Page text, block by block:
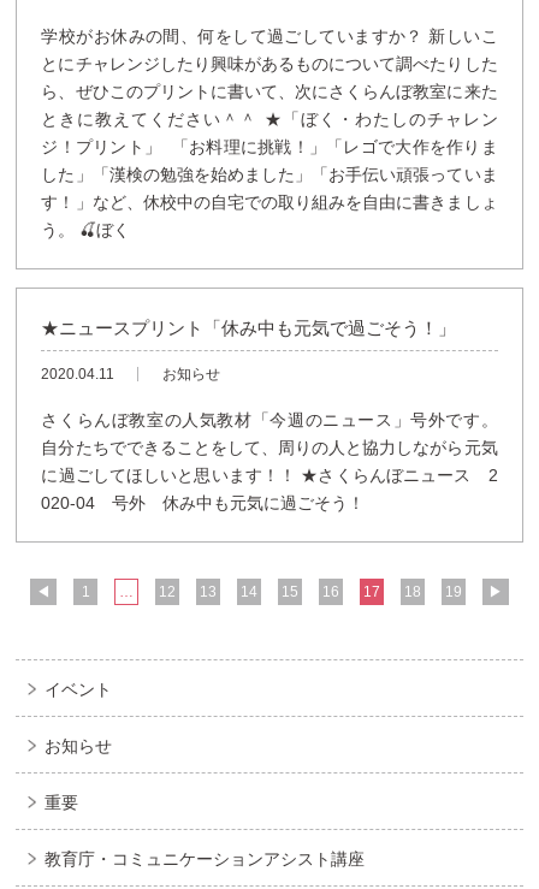
学校がお休みの間、何をして過ごしていますか？ 新しいこ
とにチャレンジしたり興味があるものについて調べたりした
ら、ぜひこのプリントに書いて、次にさくらんぼ教室に来た
ときに教えてください＾＾ ★「ぼく・わたしのチャレン
ジ！プリント」 「お料理に挑戦！」「レゴで大作を作りま
した」「漢検の勉強を始めました」「お手伝い頑張っていま
す！」など、休校中の自宅での取り組みを自由に書きましょ
う。 🍒ぼく
★ニュースプリント「休み中も元気で過ごそう！」
2020.04.11 お知らせ
さくらんぼ教室の人気教材「今週のニュース」号外です。
自分たちでできることをして、周りの人と協力しながら元気
に過ごしてほしいと思います！！ ★さくらんぼニュース 2
020-04 号外 休み中も元気に過ごそう！
◀ 1 … 12 13 14 15 16 17 18 19 ▶
イベント
お知らせ
重要
教育庁・コミュニケーションアシスト講座